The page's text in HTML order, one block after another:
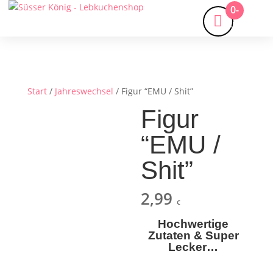
0-
Artikel
Start/ Jahreswechsel / Figur “EMU / Shit”
Figur
“EMU /
Shit”
2,99€
Hochwertige
Zutaten & Super
Lecker…